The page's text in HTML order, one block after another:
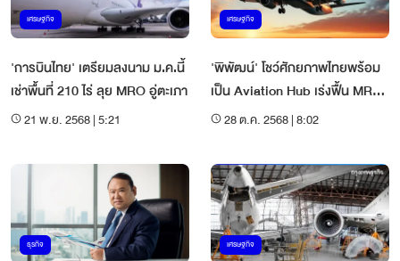
เศรษฐกิจ
'การบินไทย' เตรียมลงนาม ม.ค.นี้
เช่าพื้นที่ 210 ไร่ ลุย MRO อู่ตะเภา
21 พ.ย. 2568 | 5:21
เศรษฐกิจ
'พิพัฒน์' โชว์ศักยภาพไทยพร้อม
เป็น Aviation Hub เร่งฟื้น MRO
อู่ตะเภา
28 ต.ค. 2568 | 8:02
ธุรกิจ เศรษฐกิจ